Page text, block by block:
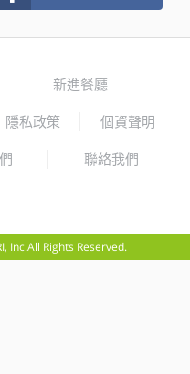
新進餐廳
隱私政策 個資聲明
聯絡我們
Inc.All Rights Reserved.